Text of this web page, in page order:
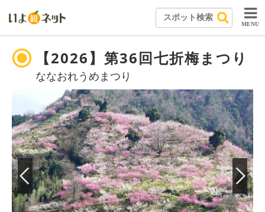
MENU
【2026】第36回七折梅まつり
ななおれうめまつり